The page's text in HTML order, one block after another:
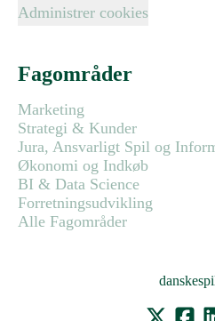
Administrer cookies
Fagområder
Marketing
Strategi & Kunder
Jura, Ansvarligt Spil og
Økonomi og Indkøb
BI & Data Science
Forretningsudvikling
Alle Fagområder